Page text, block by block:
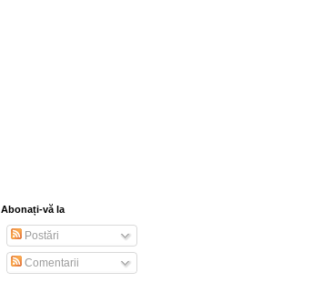
Abonați-vă la
Postări
Comentarii